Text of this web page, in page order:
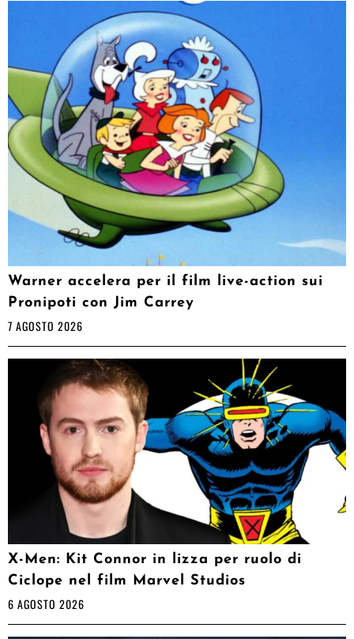
Warner accelera per il film live-action sui
Pronipoti con Jim Carrey
7 AGOSTO 2026
X-Men: Kit Connor in lizza per ruolo di
Ciclope nel film Marvel Studios
6 AGOSTO 2026